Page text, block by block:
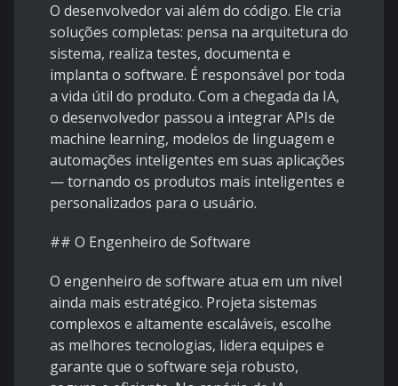
O desenvolvedor vai além do código. Ele cria
soluções completas: pensa na arquitetura do
sistema, realiza testes, documenta e
implanta o software. É responsável por toda
a vida útil do produto. Com a chegada da IA,
o desenvolvedor passou a integrar APIs de
machine learning, modelos de linguagem e
automações inteligentes em suas aplicações
— tornando os produtos mais inteligentes e
personalizados para o usuário.
## O Engenheiro de Software
O engenheiro de software atua em um nível
ainda mais estratégico. Projeta sistemas
complexos e altamente escaláveis, escolhe
as melhores tecnologias, lidera equipes e
garante que o software seja robusto,